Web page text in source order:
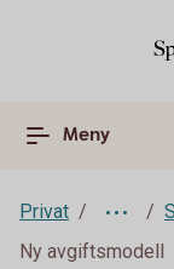
Meny
Privat
Ny avgiftsmodell